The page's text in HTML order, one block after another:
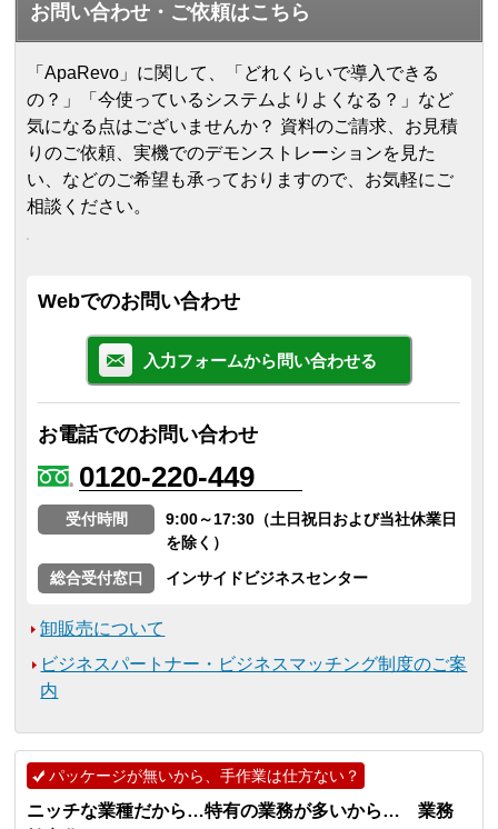
お問い合わせ・ご依頼はこちら
「ApaRevo」に関して、「どれくらいで導入できる
の？」「今使っているシステムよりよくなる？」など
気になる点はございませんか？ 資料のご請求、お見積
りのご依頼、実機でのデモンストレーションを見た
い、などのご希望も承っておりますので、お気軽にご
相談ください。
Webでのお問い合わせ
入力フォームから問い合わせる
お電話でのお問い合わせ
0120-220-449
受付時間
9:00～17:30（土日祝日および当社休業日
を除く）
総合受付窓口
インサイドビジネスセンター
卸販売について
ビジネスパートナー・ビジネスマッチング制度のご案
内
パッケージが無いから、手作業は仕方ない？
ニッチな業種だから…特有の業務が多いから… 業務